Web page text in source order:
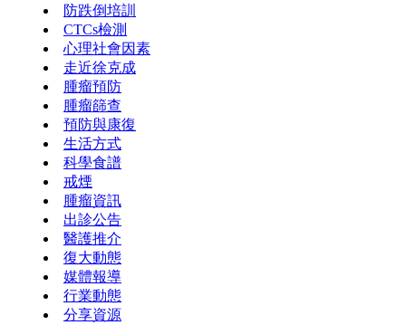
防跌倒培訓
CTCs檢測
心理社會因素
走近徐克成
腫瘤預防
腫瘤篩查
預防與康復
生活方式
科學食譜
戒煙
腫瘤資訊
出診公告
醫護推介
復大動態
媒體報導
行業動態
分享資源